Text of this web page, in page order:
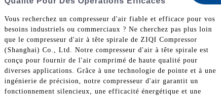
Vous recherchez un compresseur d'air fiable et efficace pour vos
besoins industriels ou commerciaux ? Ne cherchez pas plus loin
que le compresseur d'air à tête spirale de ZIQI Compressor
(Shanghai) Co., Ltd. Notre compresseur d'air à tête spirale est
conçu pour fournir de l'air comprimé de haute qualité pour
diverses applications. Grâce à une technologie de pointe et à une
ingénierie de précision, notre compresseur d'air garantit un
fonctionnement silencieux, une efficacité énergétique et une